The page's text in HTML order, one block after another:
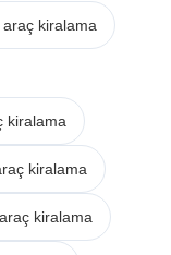
araç kiralama
kiralama
kiralama
kiralama